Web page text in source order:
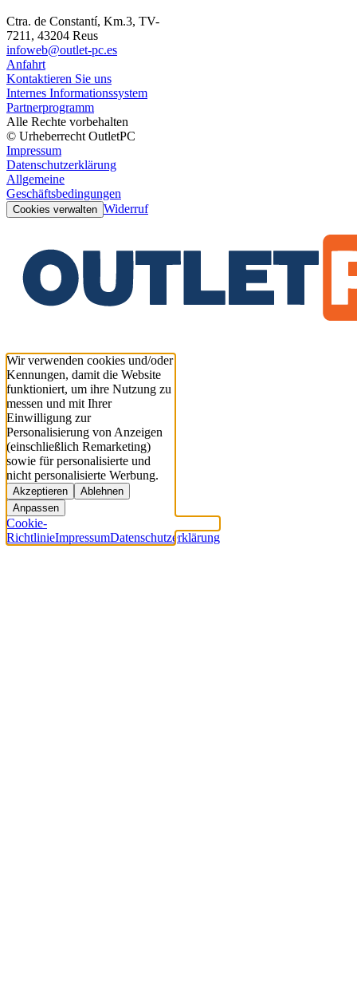
Ctra. de Constantí, Km.3, TV-
7211, 43204 Reus
infoweb@outlet-pc.es
Anfahrt
Kontaktieren Sie uns
Internes Informationssystem
Partnerprogramm
Alle Rechte vorbehalten
© Urheberrecht OutletPC
Impressum
Datenschutzerklärung
Allgemeine
Geschäftsbedingungen
Cookies verwalten Widerruf
Wir verwenden cookies und/oder
Kennungen, damit die Website
funktioniert, um ihre Nutzung zu
messen und mit Ihrer
Einwilligung zur
Personalisierung von Anzeigen
(einschließlich Remarketing)
sowie für personalisierte und
nicht personalisierte Werbung.
Akzeptieren
Ablehnen
Anpassen
Cookie-
RichtlinieImpressumDatenschutzerklärung